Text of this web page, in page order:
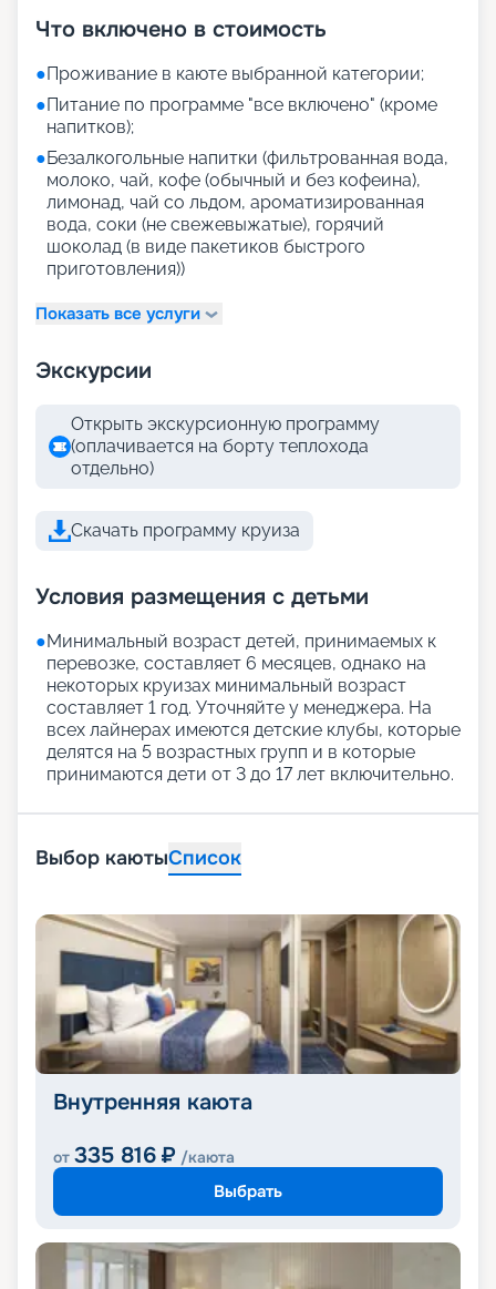
Что включено в стоимость
●Проживание в каюте выбранной категории;
●Питание по программе "все включено" (кроме
напитков);
●Безалкогольные напитки (фильтрованная вода,
молоко, чай, кофе (обычный и без кофеина),
лимонад, чай со льдом, ароматизированная
вода, соки (не свежевыжатые), горячий
шоколад (в виде пакетиков быстрого
приготовления))
Показать все услуги
Экскурсии
Открыть экскурсионную программу
(оплачивается на борту теплохода
отдельно)
Скачать программу круиза
Условия размещения с детьми
●Минимальный возраст детей, принимаемых к
перевозке, составляет 6 месяцев, однако на
некоторых круизах минимальный возраст
составляет 1 год. Уточняйте у менеджера. На
всех лайнерах имеются детские клубы, которые
делятся на 5 возрастных групп и в которые
принимаются дети от 3 до 17 лет включительно.
Выбор каютыСписок
Внутренняя каюта
от 335 816 ₽ /каюта
Выбрать